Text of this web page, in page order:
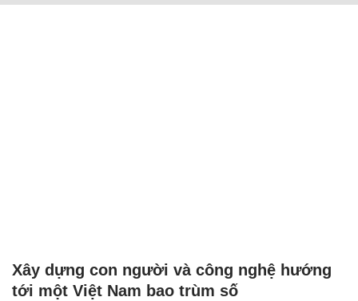
Xây dựng con người và công nghệ hướng
tới một Việt Nam bao trùm số